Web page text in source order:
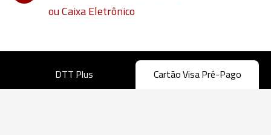
ou Caixa Eletrônico
DTT Plus Cartão Visa Pré-Pago